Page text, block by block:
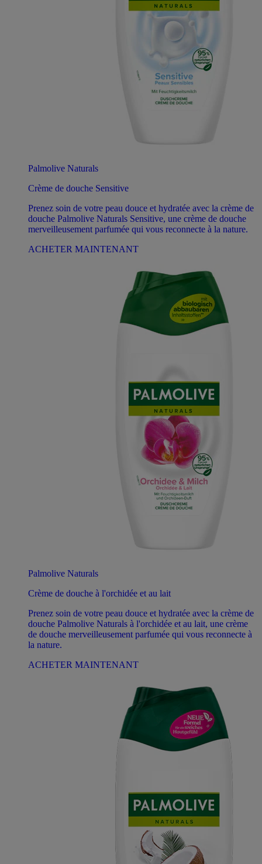
Palmolive Naturals
Crème de douche Sensitive
Prenez soin de votre peau douce et hydratée avec la crème de
douche Palmolive Naturals Sensitive, une crème de douche
merveilleusement parfumée qui vous reconnecte à la nature.
ACHETER MAINTENANT
Palmolive Naturals
Crème de douche à l'orchidée et au lait
Prenez soin de votre peau douce et hydratée avec la crème de
douche Palmolive Naturals à l'orchidée et au lait, une crème
de douche merveilleusement parfumée qui vous reconnecte à
la nature.
ACHETER MAINTENANT